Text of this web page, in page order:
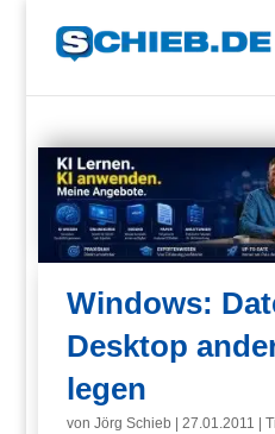
Windows:
Desktop
legen
vonJörg Schieb |27.01.2011 |